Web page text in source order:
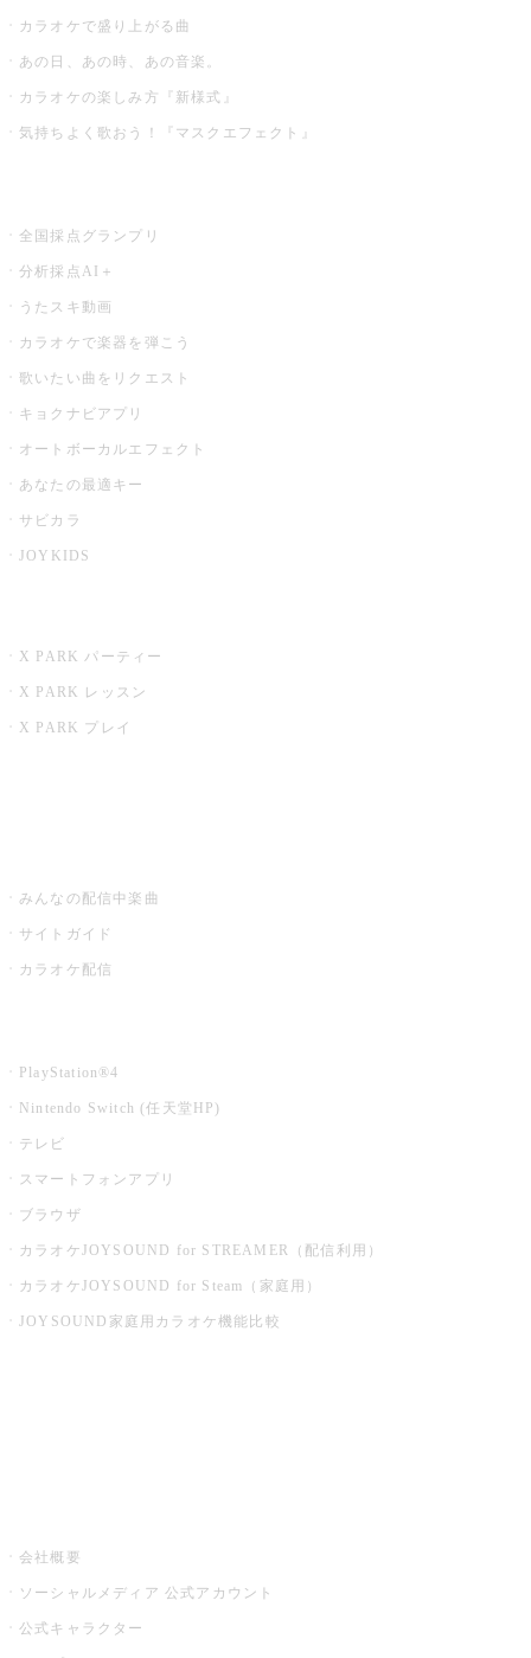
カラオケで盛り上がる曲
あの日、あの時、あの音楽。
カラオケの楽しみ方『新様式』
気持ちよく歌おう！『マスクエフェクト』
全国採点グランプリ
分析採点AI＋
うたスキ動画
カラオケで楽器を弾こう
歌いたい曲をリクエスト
キョクナビアプリ
オートボーカルエフェクト
あなたの最適キー
サビカラ
JOYKIDS
X PARK パーティー
X PARK レッスン
X PARK プレイ
みんなの配信中楽曲
サイトガイド
カラオケ配信
PlayStation®4
Nintendo Switch (任天堂HP)
テレビ
スマートフォンアプリ
ブラウザ
カラオケJOYSOUND for STREAMER（配信利用）
カラオケJOYSOUND for Steam（家庭用）
JOYSOUND家庭用カラオケ機能比較
会社概要
ソーシャルメディア 公式アカウント
公式キャラクター